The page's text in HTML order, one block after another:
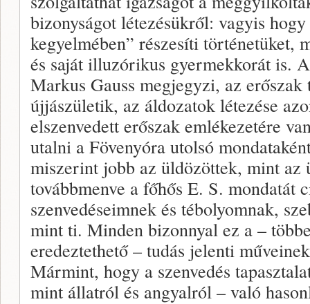
bizonyságot létezésükről: vagyis
kegyelmében” részesíti történetüket,
és saját illuzórikus gyermekkorát is.
Markus Gauss megjegyzi, az
újjászületik, az áldozatok létezése
elszenvedett erőszak emlékezetére
utalni a Fövenyóra utolsó
miszerint jobb az üldözöttek, mint
továbbmenve a főhős E. S. mondatát
szenvedéseimnek és tébolyomnak,
mint ti. Minden bizonnyal ez a –
eredeztethető – tudás jelenti
Mármint, hogy a szenvedés
mint állatról és angyalról – való